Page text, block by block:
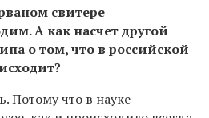
свитере
А как насчет другой
о том, что в российской
Потому что в науке